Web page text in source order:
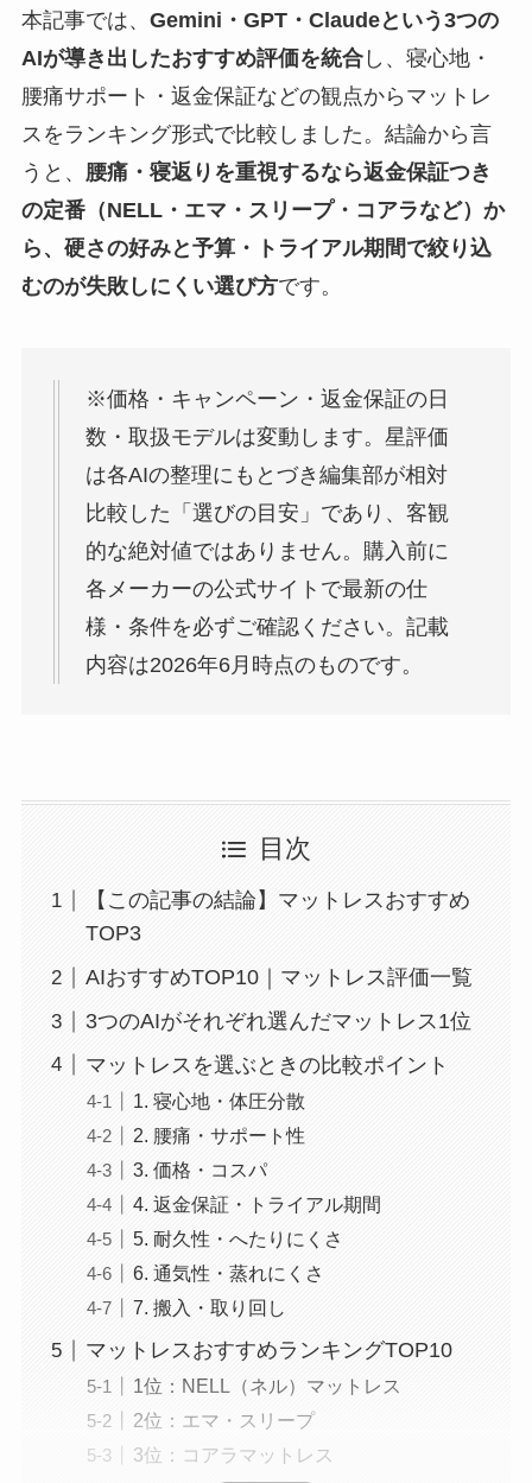
本記事では、 Gemini・GPT・Claudeという3つの
AIが導き出したおすすめ評価を統合し、寝心地・
腰痛サポート・返金保証などの観点からマットレ
スをランキング形式で比較しました。結論から言
うと、 腰痛・寝返りを重視するなら返金保証つき
の定番（NELL・エマ・スリープ・コアラなど）か
ら、硬さの好みと予算・トライアル期間で絞り込
むのが失敗しにくい選び方です。
※価格・キャンペーン・返金保証の日
数・取扱モデルは変動します。星評価
は各AIの整理にもとづき編集部が相対
比較した「選びの目安」であり、客観
的な絶対値ではありません。購入前に
各メーカーの公式サイトで最新の仕
様・条件を必ずご確認ください。記載
内容は2026年6月時点のものです。
目次
【この記事の結論】マットレスおすすめ
TOP3
AIおすすめTOP10｜マットレス評価一覧
3つのAIがそれぞれ選んだマットレス1位
マットレスを選ぶときの比較ポイント
1. 寝心地・体圧分散
2. 腰痛・サポート性
3. 価格・コスパ
4. 返金保証・トライアル期間
5. 耐久性・へたりにくさ
6. 通気性・蒸れにくさ
7. 搬入・取り回し
マットレスおすすめランキングTOP10
1位：NELL（ネル）マットレス
2位：エマ・スリープ
3位：コアラマットレス